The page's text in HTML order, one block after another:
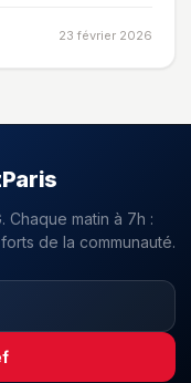
23 février 2026
Chaque matin à 7h :
de la communauté.